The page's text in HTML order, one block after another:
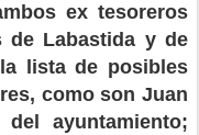
ex tesoreros
de Labastida y de
lista de posibles
como son Juan
ayuntamiento;